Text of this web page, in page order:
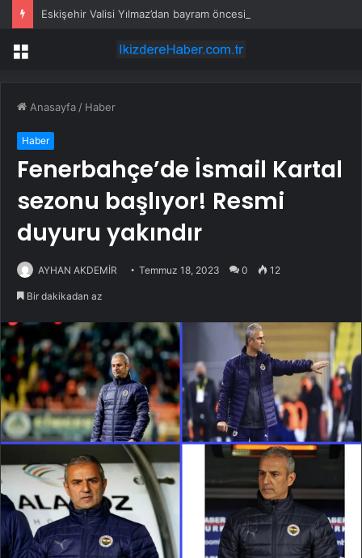
Menü
Anasayfa / Haber
Haber
Fenerbahçe’de İsmail Kartal
sezonu başlıyor! Resmi
duyuru yakındır
AYHAN AKDEMİR Temmuz 18, 2023 0 12
Bir dakikadan az